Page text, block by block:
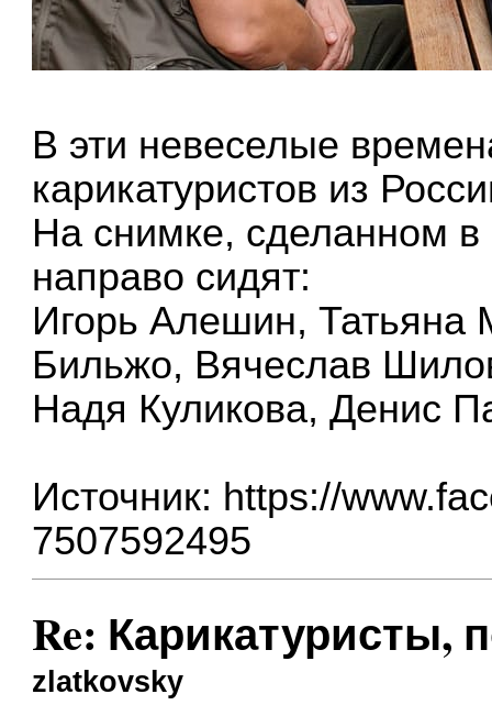
В эти невеселые
карикатуристов из
На снимке, сделанном в
направо сидят:
Игорь Алешин,
Бильжо, Вячеслав
Надя Куликова, Денис
Источник: https://
7507592495
Re: Карикатуристы,
zlatkovsky